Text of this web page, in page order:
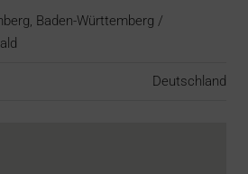
Baden-Württemberg /
Deutschland